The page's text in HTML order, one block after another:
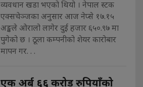
व्यवधान खडा भएको थियो । नेपाल स्टक
एक्सचेञ्जका अनुसार आज नेप्से १७.१५
अङ्कले ओरालो लागेर दुई हजार ६५०.९७ मा
पुगेको छ । ठूला कम्पनीको शेयर कारोबार
मापन गर. . .
एक अर्ब ६६ करोड रुपियाँको